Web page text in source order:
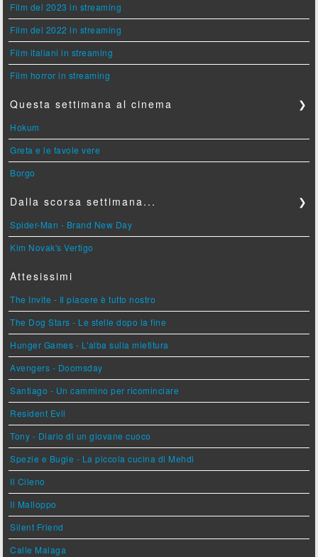
Film del 2023 in streaming
Film del 2022 in streaming
Film italiani in streaming
Film horror in streaming
Questa settimana al cinema ❯
Hokum
Greta e le favole vere
Borgo
Dalla scorsa settimana... ❯
Spider-Man - Brand New Day
Kim Novak's Vertigo
Attesissimi
The Invite - Il piacere è tutto nostro
The Dog Stars - Le stelle dopo la fine
Hunger Games - L'alba sulla mietitura
Avengers - Doomsday
Santiago - Un cammino per ricominciare
Resident Evil
Tony - Diario di un giovane cuoco
Spezie e Bugie - La piccola cucina di Mehdi
Il Cileno
Il Malloppo
Silent Friend
Calle Malaga